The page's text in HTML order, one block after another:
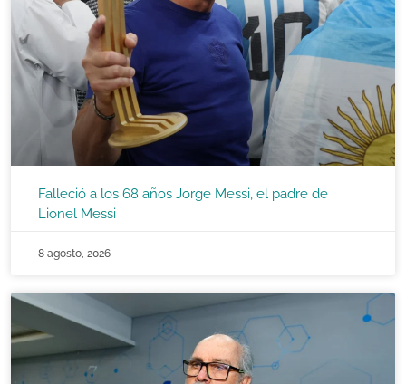
Falleció a los 68 años Jorge Messi, el padre de
Lionel Messi
8 agosto, 2026